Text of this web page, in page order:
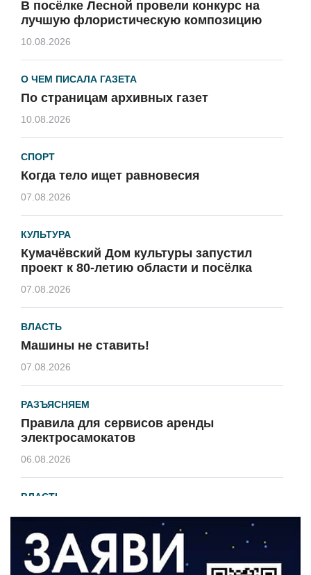
В посёлке Лесной провели конкурс на
лучшую флористическую композицию
10.08.2026
О ЧЕМ ПИСАЛА ГАЗЕТА
По страницам архивных газет
10.08.2026
СПОРТ
Когда тело ищет равновесия
07.08.2026
КУЛЬТУРА
Кумачёвский Дом культуры запустил
проект к 80-летию области и посёлка
07.08.2026
ВЛАСТЬ
Машины не ставить!
07.08.2026
РАЗЪЯСНЯЕМ
Правила для сервисов аренды
электросамокатов
06.08.2026
ВЛАСТЬ
В 2026 году установят 16 станций
водоподготовки в посёлках области
06.08.2026